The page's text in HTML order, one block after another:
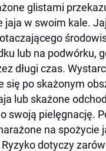
glistami
jaja w swoim kale.
lub na podwórku,
długi czas.
się po skażonym
lub skażone
swoją pielęgnację.
na spożycie
Ryzyko dotyczy